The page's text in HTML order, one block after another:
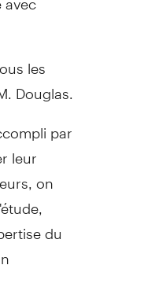
les
Douglas.
par
leur
on
du